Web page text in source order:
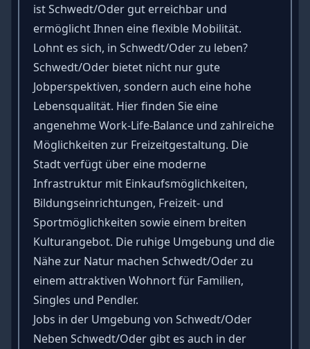
ist Schwedt/Oder gut erreichbar und
ermöglicht Ihnen eine flexible Mobilität.
Lohnt es sich, in Schwedt/Oder zu leben?
Schwedt/Oder bietet nicht nur gute
Jobperspektiven, sondern auch eine hohe
Lebensqualität. Hier finden Sie eine
angenehme Work-Life-Balance und zahlreiche
Möglichkeiten zur Freizeitgestaltung. Die
Stadt verfügt über eine moderne
Infrastruktur mit Einkaufsmöglichkeiten,
Bildungseinrichtungen, Freizeit- und
Sportmöglichkeiten sowie einem breiten
Kulturangebot. Die ruhige Umgebung und die
Nähe zur Natur machen Schwedt/Oder zu
einem attraktiven Wohnort für Familien,
Singles und Pendler.
Jobs in der Umgebung von Schwedt/Oder
Neben Schwedt/Oder gibt es auch in der